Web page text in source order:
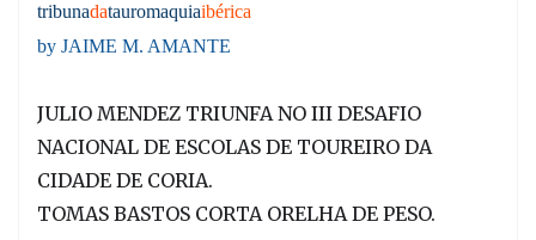
tribunadatauromaquiaibérica
by JAIME M. AMANTE
JULIO MENDEZ TRIUNFA NO III DESAFIO
NACIONAL DE ESCOLAS DE TOUREIRO DA
CIDADE DE CORIA.
TOMAS BASTOS CORTA ORELHA DE PESO.